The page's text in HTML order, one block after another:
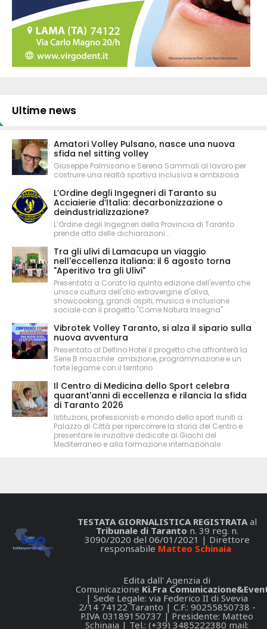
Ultime news
Amatori Volley Pulsano, nasce una nuova
sfida nel sitting volley
Giuseppe Palmisano e Serena Sammali al lavoro per
costruire una realtà sportiva inclusiva e ambiziosa
L’Ordine degli Ingegneri di Taranto su
Acciaierie d’Italia: decarbonizzazione o
deindustrializzazione?
L’Ordine degli Ingegneri della Provincia di Taranto
prende atto delle dichiarazioni...
Tra gli ulivi di Lamacupa un viaggio
nell'eccellenza italiana: il 6 agosto torna
"Aperitivo tra gli Ulivi"
Presentata a Corato la quinta edizione dell'evento che
unisce cultura dell'olio extravergine d'oliva,
showcooking, grandi ospiti, musica e inclusione
sociale con il progetto "Come Natura Insegna"
Vibrotek Volley Taranto, si alza il sipario sulla
nuova avventura
Presentato al Delfino Hotel il progetto che affronterà la
Serie B maschile: ambizione, programmazione e un
forte legame con il territorio
Il Centro di Medicina dello Sport celebra
quarant'anni di eccellenza e rilancia la sfida
di Taranto 2026
Istituzioni, professionisti e mondo dello sport riuniti a
Palazzo di Città per ripercorrere la storia del Centro e
presentare le iniziative dedicate ai Giochi del
Mediterraneo e alla formazione internazionale
TESTATA GIORNALISTICA REGISTRATAal
Tribunale di Taranto n. 39 reg. n.
3090/2020 del 06/01/2021 | Direttore
responsabile Matteo Schinaia
Edita dall' Agenzia di
Comunicazione Ki.Fra
| Sede Legale: via Federico II di Svevia
2/14 74122 Taranto | C.F.: 90255850738 -
P.IVA 03189150737 | Presidente: Matteo
Schinaia | Tel.: (+39) 3485222380 mail: